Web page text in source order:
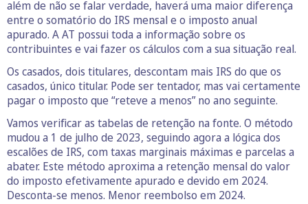
além de não se falar verdade, haverá uma maior diferença
entre o somatório do IRS mensal e o imposto anual
apurado. A AT possui toda a informação sobre os
contribuintes e vai fazer os cálculos com a sua situação real.
Os casados, dois titulares, descontam mais IRS do que os
casados, único titular. Pode ser tentador, mas vai certamente
pagar o imposto que “reteve a menos” no ano seguinte.
Vamos verificar as tabelas de retenção na fonte. O método
mudou a 1 de julho de 2023, seguindo agora a lógica dos
escalões de IRS, com taxas marginais máximas e parcelas a
abater. Este método aproxima a retenção mensal do valor
do imposto efetivamente apurado e devido em 2024.
Desconta-se menos. Menor reembolso em 2024.